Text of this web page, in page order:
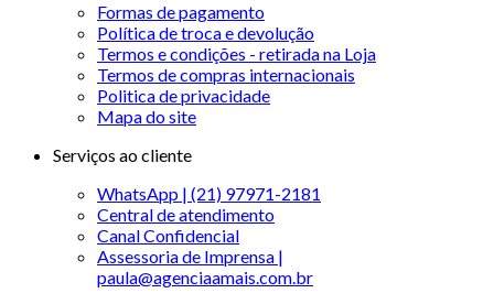
Formas de pagamento
Política de troca e devolução
Termos e condições - retirada na Loja
Termos de compras internacionais
Politica de privacidade
Mapa do site
Serviços ao cliente
WhatsApp | (21) 97971-2181
Central de atendimento
Canal Confidencial
Assessoria de Imprensa |
paula@agenciaamais.com.br